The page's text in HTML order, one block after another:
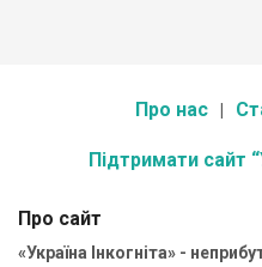
Про нас
Підтримати сайт
Про сайт
«Україна Інкогніта» -